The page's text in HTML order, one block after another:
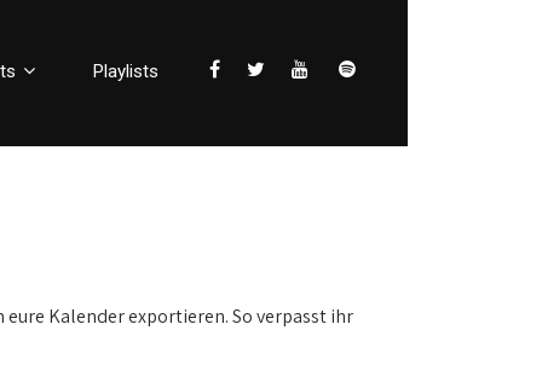
Playlists
Kalender exportieren. So verpasst ihr